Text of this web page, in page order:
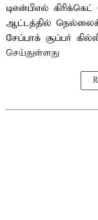
டிஎன்பிஎல்
ஆட்டத்தில்
சேப்பாக் சூப்பர்
செய்துள்ளது